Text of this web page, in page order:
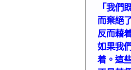
「我
而棄絕
反而藉
如果我
着。這